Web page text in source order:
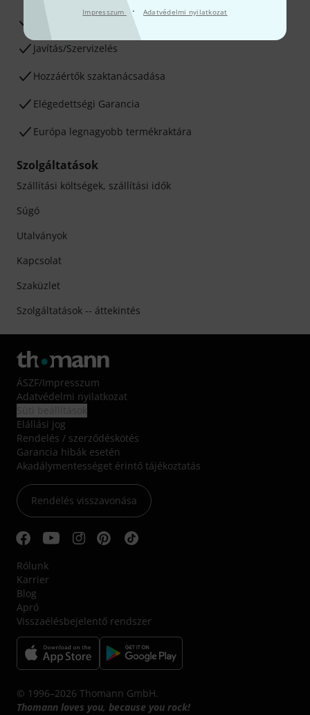
Impresszum · Adatvédelmi nyilatkozat
30 napos pénzvisszafizetési garancia
Javítás/Szervizelés
Hozzáértők szaktanácsadása
Elégedettségi Garancia
Európa legnagyobb termékraktára
Szolgáltatások
Szállítási költségek, szállítási idők
Súgó
Utalványok
Kapcsolat
Szaküzlet
Szolgáltatások -- áttekintés
ÁSZF/Impresszum
Adatvédelmi nyilatkozat
Elállási jog
Rendelés / szerződéskötés
Garancia hibák esetén
Akadálymentességet érintő tájékoztatás
Rendelés visszavonása
Rólunk
Karrier
Blog
Apró
Visszaélésbejelentő rendszer
© 1996–2026 Thomann GmbH.
Thomann loves you, because you rock!